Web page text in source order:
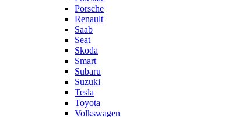
Porsche
Renault
Saab
Seat
Skoda
Smart
Subaru
Suzuki
Tesla
Toyota
Volkswagen